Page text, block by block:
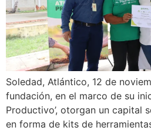
Soledad, Atlántico, 12 de
fundación, en el marco de su
Productivo’, otorgan un capital
en forma de kits de